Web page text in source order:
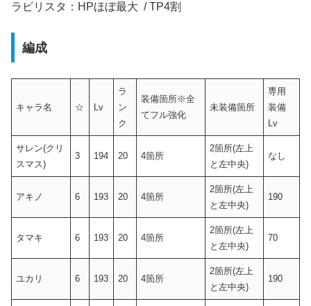
ラビリスタ：HPほぼ最大 / TP4割
編成
キャラ名 ☆ Lv
ラ
ン
ク
装備箇所※全
てフル強化
未装備箇所
専用
装備
Lv
サレン(クリ
スマス)
3 194 20 4箇所
2箇所(左上
と左中央)
なし
アキノ 6 193 20 4箇所
2箇所(左上
と左中央)
190
タマキ 6 193 20 4箇所
2箇所(左上
と左中央)
70
ユカリ 6 193 20 4箇所
2箇所(左上
と左中央)
190